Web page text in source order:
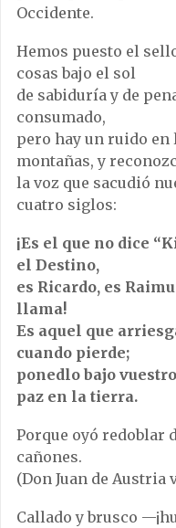
Occidente.
Hemos puesto el
cosas bajo el sol
de sabiduría y de
consumado,
pero hay un ruido en
montañas, y
la voz que sacudió
cuatro siglos:
¡Es el que no dice
el Destino,
es Ricardo, es
llama!
Es aquel que
cuando pierde;
ponedlo bajo
paz en la tierra.
Porque oyó redoblar
cañones.
(Don Juan de Austria
Callado y brusco